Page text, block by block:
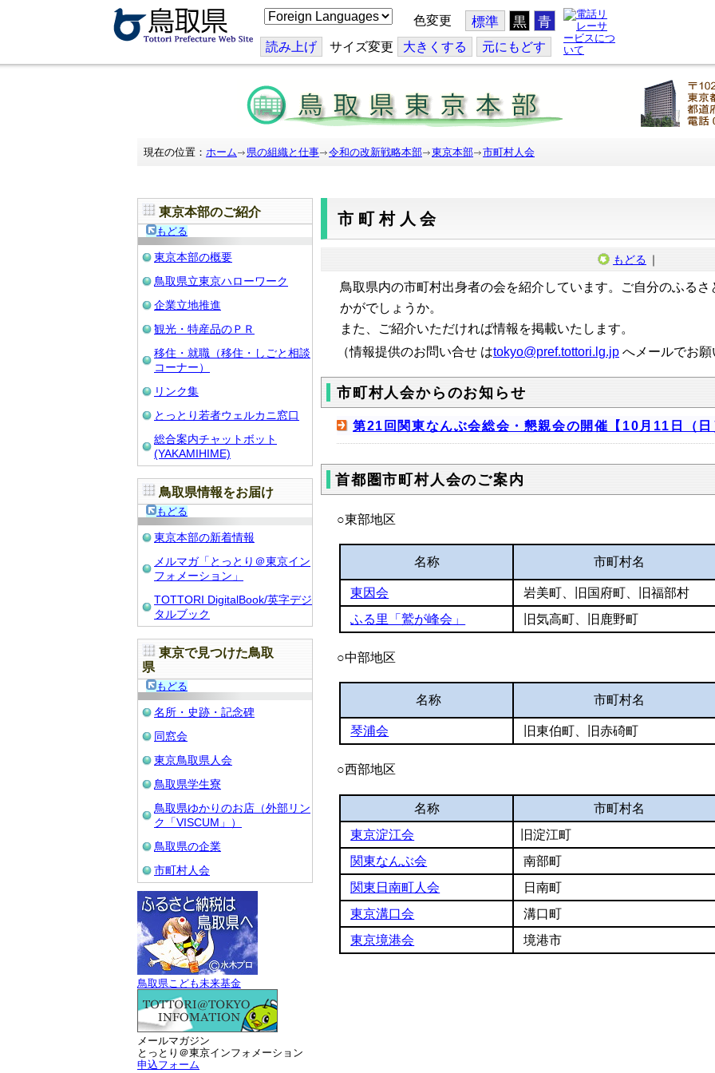
こ
の
ジ
を
訳
す
る
色変更 標準 黒 青
読み上げ サイズ変更 大きくする 元にもどす
現在の位置： ホーム 県の組織と仕事 令和の改新戦略本部 東京本部 市町村人会
東京本部のご紹介
もどる
東京本部の概要
鳥取県立東京ハローワーク
企業立地推進
観光・特産品のＰＲ
移住・就職（移住・しごと相談
コーナー）
リンク集
とっとり若者ウェルカニ窓口
総合案内チャットボット
(YAKAMIHIME)
鳥取県情報をお届け
もどる
東京本部の新着情報
メルマガ「とっとり＠東京イン
フォメーション」
TOTTORI DigitalBook/英字デジ
タルブック
東京で見つけた鳥取
県
もどる
名所・史跡・記念碑
同窓会
東京鳥取県人会
鳥取県学生寮
鳥取県ゆかりのお店（外部リン
ク「VISCUM」）
鳥取県の企業
市町村人会
鳥取県こども未来基金
メールマガジン
とっとり＠東京インフォメーション
申込フォーム
市町村人会
もどる ｜
鳥取県内の市町村出身者の会を紹介しています。ご自分のふる
かがでしょうか。
また、ご紹介いただければ情報を掲載いたします。
（情報提供のお問い合せ はtokyo@pref.tottori.lg.jp へメールでお
市町村人会からのお知らせ
第21回関東なんぶ会総会・懇親会の開催【10月11日（日
首都圏市町村人会のご案内
○東部地区
名称 市町村名
東因会
岩美町、旧国府町、旧福部村
ふる里「鷲が峰会」
旧気高町、旧鹿野町
○中部地区
名称 市町村名
琴浦会 旧東伯町、旧赤碕町
○西部地区
名称
市町村名
東京淀江会
旧淀江町
関東なんぶ会
南部町
関東日南町人会
日南町
東京溝口会
溝口町
東京境港会
境港市